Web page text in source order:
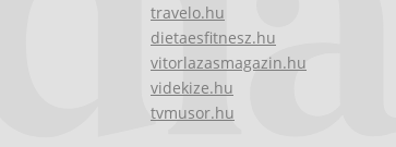
travelo.hu
dietaesfitnesz.hu
vitorlazasmagazin.hu
videkize.hu
tvmusor.hu